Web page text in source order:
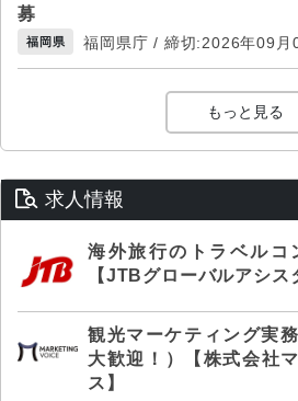
募
福岡県 福岡県庁 / 締切:2026年09月
もっと見る
求人情報
海外旅行のトラベルコ
【JTBグローバルアシス
観光マーケティング実
大歓迎！）【株式会社
ス】